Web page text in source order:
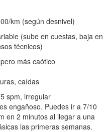
km (según desnivel)
(sube en cuestas, baja en
técnicos)
más caótico
caídas
spm, irregular
engañoso. Puedes ir a 7/10
en 2 minutos al llegar a una
las primeras semanas.